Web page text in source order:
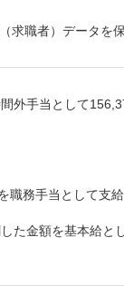
職者）データを
外手当として
職務手当として支給
た金額を基本給と